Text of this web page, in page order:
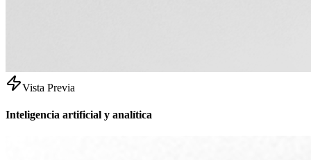
Vista Previa
Inteligencia artificial y analítica